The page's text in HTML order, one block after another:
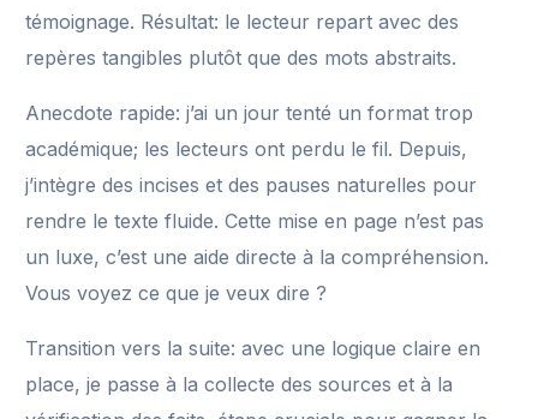
témoignage. Résultat: le lecteur repart avec des
repères tangibles plutôt que des mots abstraits.
Anecdote rapide: j’ai un jour tenté un format trop
académique; les lecteurs ont perdu le fil. Depuis,
j’intègre des incises et des pauses naturelles pour
rendre le texte fluide. Cette mise en page n’est pas
un luxe, c’est une aide directe à la compréhension.
Vous voyez ce que je veux dire ?
Transition vers la suite: avec une logique claire en
place, je passe à la collecte des sources et à la